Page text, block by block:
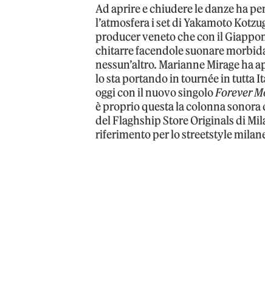
Ad aprire e chiudere le danze ha
l’atmosfera i set di Yakamoto
producer veneto che con il
chitarre facendole suonare
nessun’altro. Marianne Mirage ha
lo sta portando in tournée in tutta
oggi con il nuovo singoloForever
è proprio questa la colonna
del Flaghship Store Originals di
riferimento per lo streetstyle